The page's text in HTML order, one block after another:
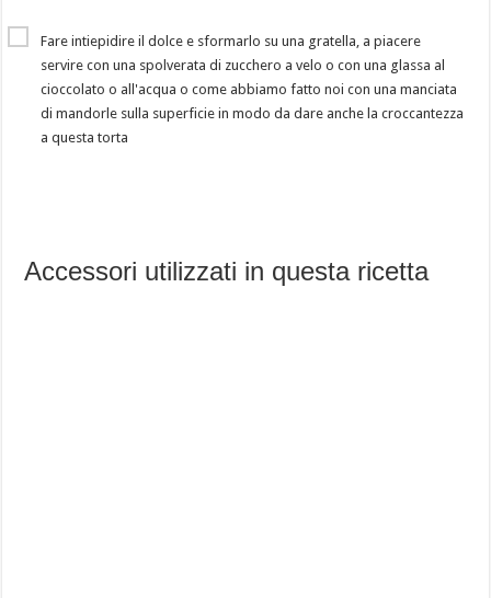
Fare intiepidire il dolce e sformarlo su una gratella, a piacere
servire con una spolverata di zucchero a velo o con una glassa al
cioccolato o all'acqua o come abbiamo fatto noi con una manciata
di mandorle sulla superficie in modo da dare anche la croccantezza
a questa torta
Accessori utilizzati in questa ricetta